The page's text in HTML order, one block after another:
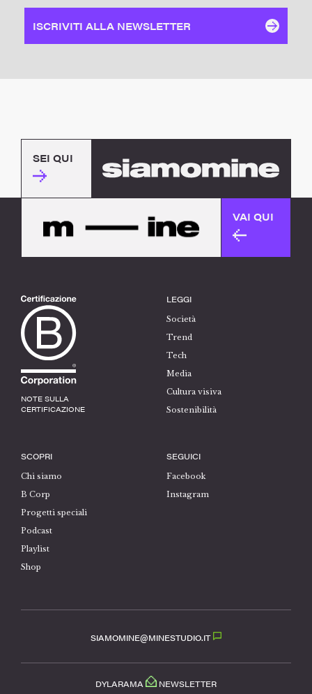
ISCRIVITI ALLA NEWSLETTER
SEI QUI
VAI QUI
NOTE SULLA
CERTIFICAZIONE
LEGGI
Società
Trend
Tech
Media
Cultura visiva
Sostenibilità
SCOPRI
Chi siamo
B Corp
Progetti speciali
Podcast
Playlist
Shop
SEGUICI
Facebook
Instagram
SIAMOMINE@MINESTUDIO.IT
DYLARAMA NEWSLETTER